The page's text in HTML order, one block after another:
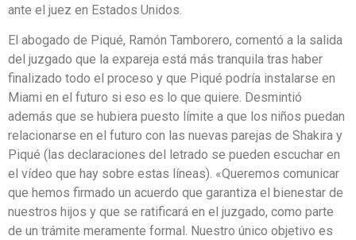
ante el juez en Estados Unidos.
El abogado de Piqué, Ramón Tamborero, comentó a la salida
del juzgado que la expareja está más tranquila tras haber
finalizado todo el proceso y que Piqué podría instalarse en
Miami en el futuro si eso es lo que quiere. Desmintió
además que se hubiera puesto límite a que los niños puedan
relacionarse en el futuro con las nuevas parejas de Shakira y
Piqué (las declaraciones del letrado se pueden escuchar en
el vídeo que hay sobre estas líneas). «Queremos comunicar
que hemos firmado un acuerdo que garantiza el bienestar de
nuestros hijos y que se ratificará en el juzgado, como parte
de un trámite meramente formal. Nuestro único objetivo es